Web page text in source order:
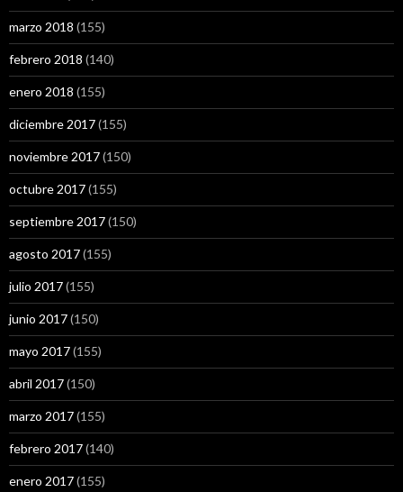
marzo 2018 (155)
febrero 2018 (140)
enero 2018 (155)
diciembre 2017(155)
noviembre 2017(150)
octubre 2017(155)
septiembre 2017(150)
agosto 2017(155)
julio 2017(155)
junio 2017(150)
mayo 2017(155)
abril 2017(150)
marzo 2017(155)
febrero 2017(140)
enero 2017(155)